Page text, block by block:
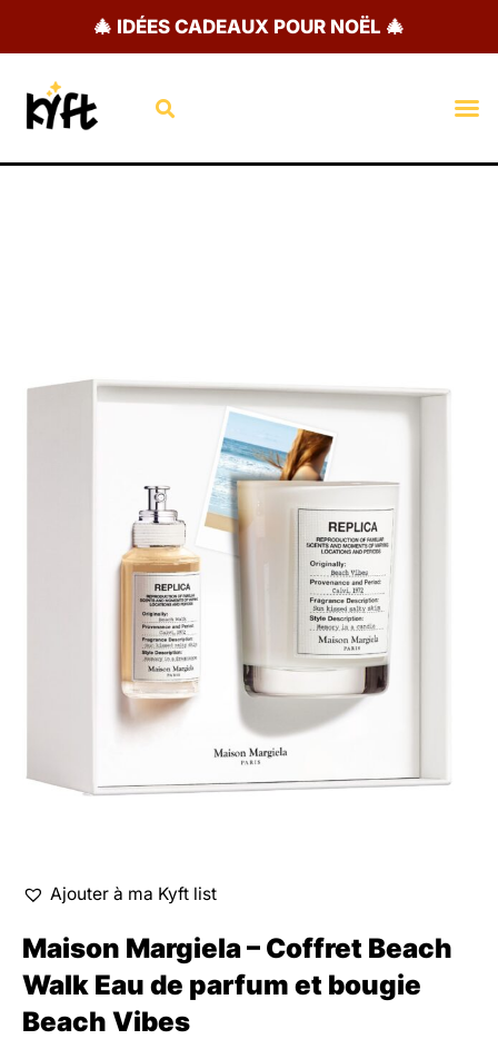
🎄 IDÉES CADEAUX POUR NOËL 🎄
Rechercher
Ajouter à ma Kyft list
Maison Margiela – Coffret Beach
Walk Eau de parfum et bougie
Beach Vibes